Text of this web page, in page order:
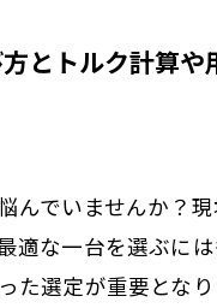
とトルク計算
んでいませんか？
適な一台を選ぶに
た選定が重要とな